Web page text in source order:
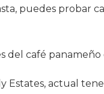
puedes probar
del café
Estates, actual